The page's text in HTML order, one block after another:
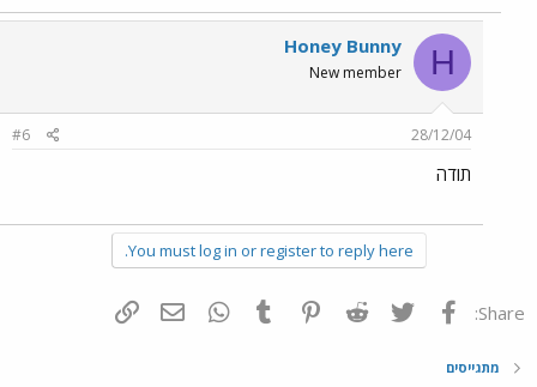
H
Honey Bunny
New member
28/12/04
#6
תודה
You must log in or register to reply here.
Share: פייסבוק Twitter
Reddit
Pinterest
Tumblr
WhatsAppדואר אלקטרוני
מתגייסים